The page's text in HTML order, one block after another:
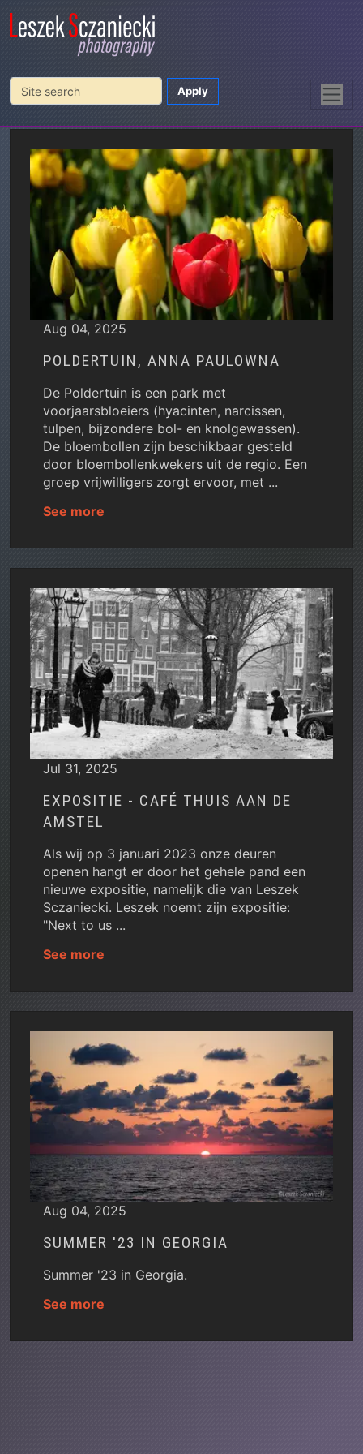
Home Blog
Aug 04, 2025
POLDERTUIN, ANNA PAULOWNA
De Poldertuin is een park met
voorjaarsbloeiers (hyacinten, narcissen,
tulpen, bijzondere bol- en knolgewassen).
De bloembollen zijn beschikbaar gesteld
door bloembollenkwekers uit de regio. Een
groep vrijwilligers zorgt ervoor, met ...
See more
Jul 31, 2025
EXPOSITIE - CAFÉ THUIS AAN DE
AMSTEL
Als wij op 3 januari 2023 onze deuren
openen hangt er door het gehele pand een
nieuwe expositie, namelijk die van Leszek
Sczaniecki. Leszek noemt zijn expositie:
"Next to us ...
See more
Aug 04, 2025
SUMMER '23 IN GEORGIA
Summer '23 in Georgia.
See more